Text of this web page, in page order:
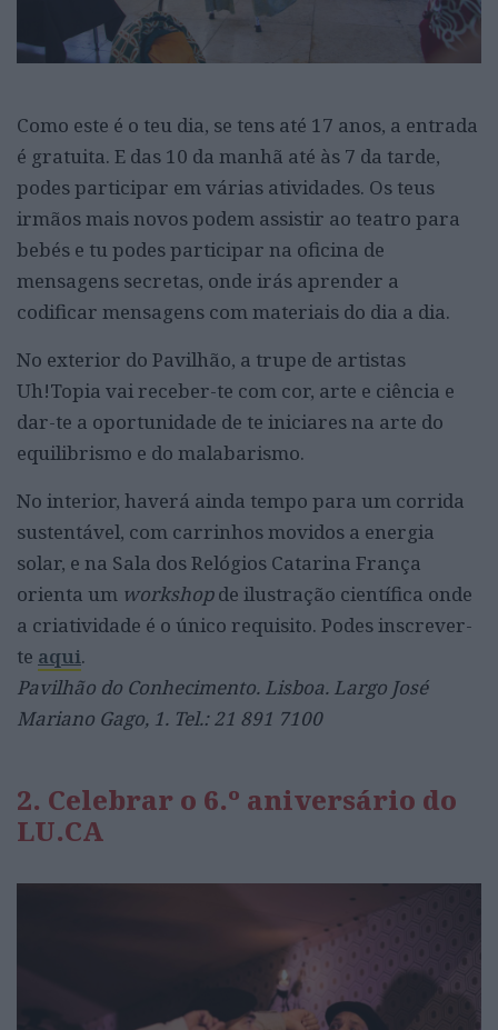
Como este é o teu dia, se tens até 17 anos, a entrada
é gratuita. E das 10 da manhã até às 7 da tarde,
podes participar em várias atividades. Os teus
irmãos mais novos podem assistir ao teatro para
bebés e tu podes participar na oficina de
mensagens secretas, onde irás aprender a
codificar mensagens com materiais do dia a dia.
No exterior do Pavilhão, a trupe de artistas
Uh!Topia vai receber-te com cor, arte e ciência e
dar-te a oportunidade de te iniciares na arte do
equilibrismo e do malabarismo.
No interior, haverá ainda tempo para um corrida
sustentável, com carrinhos movidos a energia
solar, e na Sala dos Relógios Catarina França
orienta um workshopde ilustração científica onde
a criatividade é o único requisito. Podes inscrever-
te aqui.
Pavilhão do Conhecimento. Lisboa. Largo José
Mariano Gago, 1. Tel.: 21 891 7100
2. Celebrar o 6.º aniversário do
LU.CA